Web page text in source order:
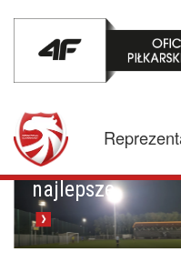
Mistrzowskie
karne z
Pucharowa
przygoda trwa w
najlepsze